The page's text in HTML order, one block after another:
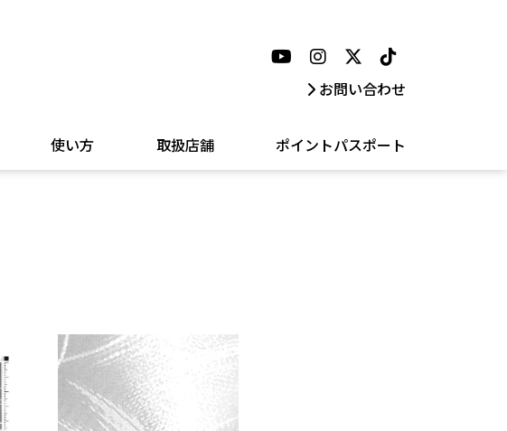
使い方 取扱店舗 ポイントパスポート
お問い合わせ